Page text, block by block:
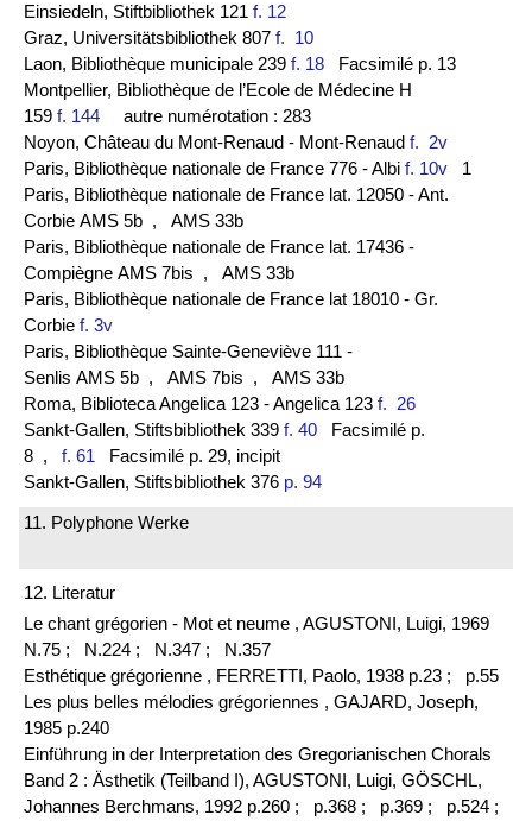
Einsiedeln, Stiftbibliothek 121 f. 12
Graz, Universitätsbibliothek 807 f. 10
Laon, Bibliothèque municipale 239 f. 18 Facsimilé p. 13
Montpellier, Bibliothèque de l’Ecole de Médecine H
159 f. 144 autre numérotation : 283
Noyon, Château du Mont-Renaud - Mont-Renaud f. 2v
Paris, Bibliothèque nationale de France 776 - Albi f. 10v 1
Paris, Bibliothèque nationale de France lat. 12050 - Ant.
Corbie AMS 5b , AMS 33b
Paris, Bibliothèque nationale de France lat. 17436 -
Compiègne AMS 7bis , AMS 33b
Paris, Bibliothèque nationale de France lat 18010 - Gr.
Corbie f. 3v
Paris, Bibliothèque Sainte-Geneviève 111 -
Senlis AMS 5b , AMS 7bis , AMS 33b
Roma, Biblioteca Angelica 123 - Angelica 123 f. 26
Sankt-Gallen, Stiftsbibliothek 339 f. 40 Facsimilé p.
8 , f. 61 Facsimilé p. 29, incipit
Sankt-Gallen, Stiftsbibliothek 376 p. 94
11. Polyphone Werke
12. Literatur
Le chant grégorien - Mot et neume , AGUSTONI, Luigi, 1969
N.75 ;
N.224 ; N.347 ;
N.357
Esthétique grégorienne , FERRETTI, Paolo, 1938 p.23 ;
p.55
Les plus belles mélodies grégoriennes , GAJARD, Joseph,
1985 p.240
Einführung in der Interpretation des Gregorianischen Chorals
Band 2 : Ästhetik (Teilband I), AGUSTONI, Luigi, GÖSCHL,
Johannes Berchmans, 1992 p.260 ;
p.368 ; p.369 ;
p.524 ;